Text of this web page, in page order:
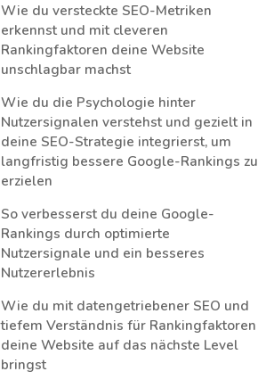
Wie du versteckte SEO-Metriken
erkennst und mit cleveren
Rankingfaktoren deine Website
unschlagbar machst
Wie du die Psychologie hinter
Nutzersignalen verstehst und gezielt in
deine SEO-Strategie integrierst, um
langfristig bessere Google-Rankings zu
erzielen
So verbesserst du deine Google-
Rankings durch optimierte
Nutzersignale und ein besseres
Nutzererlebnis
Wie du mit datengetriebener SEO und
tiefem Verständnis für Rankingfaktoren
deine Website auf das nächste Level
bringst